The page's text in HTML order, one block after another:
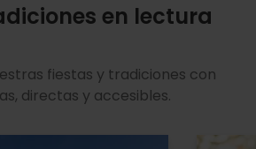
en lectura
fiestas y tradiciones con
directas y accesibles.